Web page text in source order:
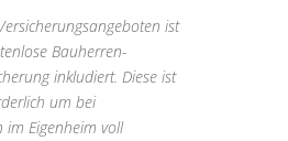
ist
Bauherren-
inkludiert. Diese ist
um bei
Eigenheim voll